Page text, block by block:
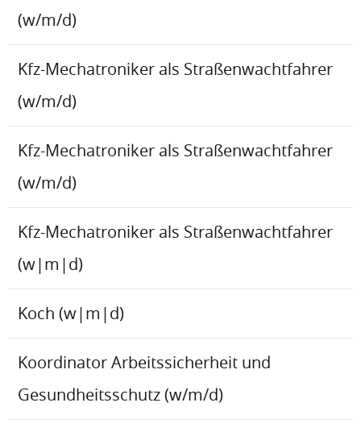
(w/m/d)
Kfz-Mechatroniker als Straßenwachtfahrer
(w/m/d)
Kfz-Mechatroniker als Straßenwachtfahrer
(w/m/d)
Kfz-Mechatroniker als Straßenwachtfahrer
(w|m|d)
Koch (w|m|d)
Koordinator Arbeitssicherheit und
Gesundheitsschutz (w/m/d)